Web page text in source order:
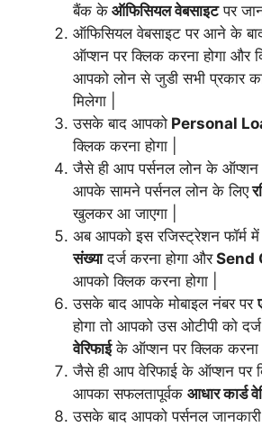
बैंक के ऑफिसियल वेबसाइटपर
ऑफिसियल वेबसाइट पर आने के
ऑप्शन पर क्लिक करना होगा और
आपको लोन से जुडी सभी प्रकार
मिलेगा |
उसके बाद आपको Personal
क्लिक करना होगा |
जैसे ही आप पर्सनल लोन के ऑप्शन
आपके सामने पर्सनल लोन के लिए
खुलकर आ जाएगा |
अब आपको इस रजिस्ट्रेशन फॉर्म
संख्यादर्ज करना होगा औरSend
आपको क्लिक करना होगा |
उसके बाद आपके मोबाइल नंबर पर
होगा तो आपको उस ओटीपी को
वेरिफाईके ऑप्शन पर क्लिक करना
जैसे ही आप वेरिफाई के ऑप्शन पर
आपका सफलतापूर्वक आधार कार्ड
उसके बाद आपको पर्सनल